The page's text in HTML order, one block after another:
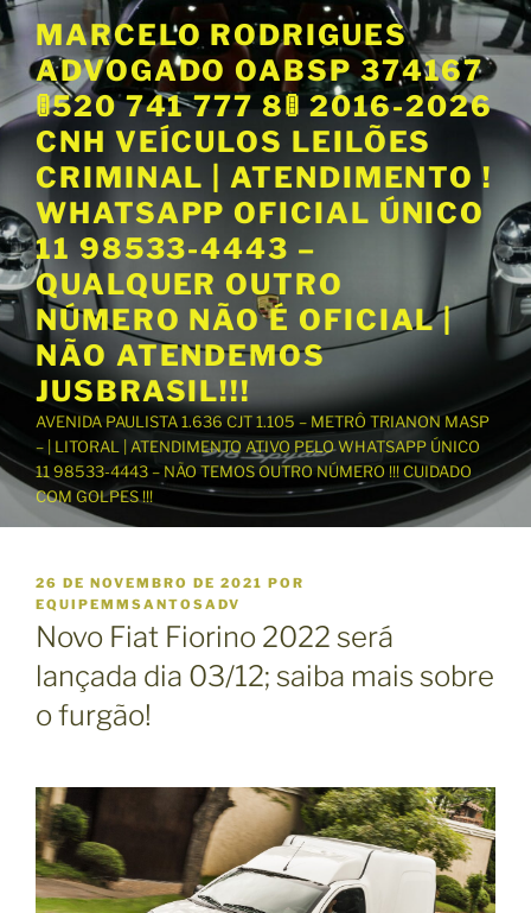
P
u
a
r
r
a
o
c
o
n
t
ú
d
MARCELO RODRIGUES
ADVOGADO OABSP 374167
🚦520 741 777 8🚦 2016-2026
CNH VEÍCULOS LEILÕES
CRIMINAL | ATENDIMENTO !
WHATSAPP OFICIAL ÚNICO
11 98533-4443 –
QUALQUER OUTRO
NÚMERO NÃO É OFICIAL |
NÃO ATENDEMOS
JUSBRASIL!!!
AVENIDA PAULISTA 1.636 CJT 1.105 – METRÔ TRIANON MASP
– | LITORAL | ATENDIMENTO ATIVO PELO WHATSAPP ÚNICO
11 98533-4443 – NÃO TEMOS OUTRO NÚMERO !!! CUIDADO
COM GOLPES !!!
P
U
B
L
I
C
A
D
M
26 DE NOVEMBRO DE 2021 POR
EQUIPEMMSANTOSADV
Novo Fiat Fiorino 2022 será
lançada dia 03/12; saiba mais sobre
o furgão!